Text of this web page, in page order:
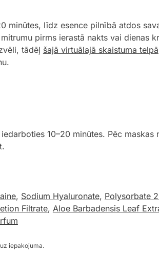
minūtes, līdz esence pilnībā atdos
pirms ierastā nakts vai dienas
tādēļ šajā virtuālajā skaistuma telpā
10–20 minūtes. Pēc maskas
, Sodium Hyaluronate, Polysorbate
Filtrate, Aloe Barbadensis Leaf
iepakojuma.